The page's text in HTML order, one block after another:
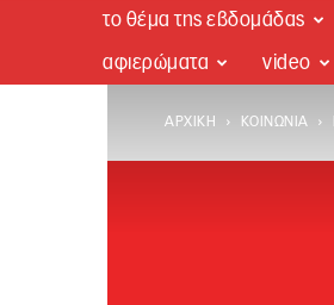
το θέμα της εβδομάδας
αφιερώματα video
ΑΡΧΙΚΉ ΚΟΙΝΩΝΊΑ